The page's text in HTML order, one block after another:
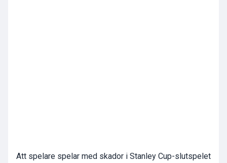
Att spelare spelar med skador i Stanley Cup-slutspelet